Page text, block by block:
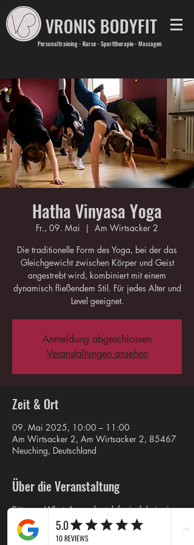
VRONIS BODYFIT
Personaltraining - Kurse - Sporttherapie - Massagen
Hatha Vinyasa Yoga
Fr., 09. Mai
  |
Am Wirtsacker 2
Die traditionelle Form des Yoga, bei der das
Gleichgewicht zwischen Körper und Geist
angestrebt wird, kombiniert mit einem
dynamisch fließendem Stil. Für jedes Alter und
Level geeignet.
Anmeldung abgeschlossen
Veranstaltungen ansehen
Zeit & Ort
09. Mai 2025, 10:00 – 11:00
Am Wirtsacker 2, Am Wirtsacker 2, 85467
Neuching, Deutschland
Über die Veranstaltung
Bitte per WhatsApp oder telefonisch bei mir
vorab melden.